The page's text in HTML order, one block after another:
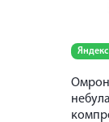
Омрон